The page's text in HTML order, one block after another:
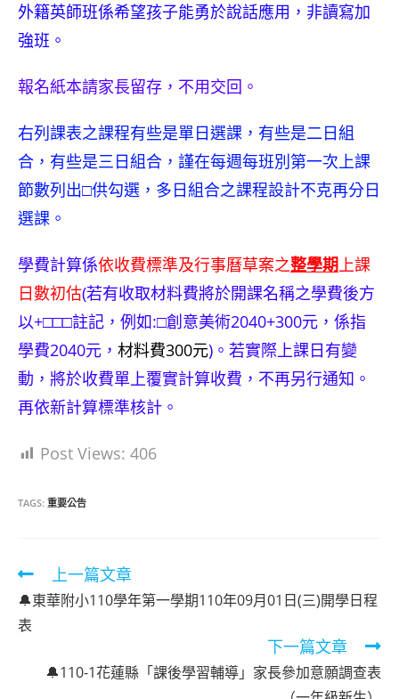
外籍英師班係希望孩子能勇於說話應用，非讀寫加
強班。
報名紙本請家長留存，不用交回。
右列課表之課程有些是單日選課，有些是二日組
合，有些是三日組合，謹在每週每班別第一次上課
節數列出□供勾選，多日組合之課程設計不克再分日
選課。
學費計算係依收費標準及行事曆草案之整學期上課
日數初估(若有收取材料費將於開課名稱之學費後方
以+□□□註記，例如:□創意美術2040+300元，係指
學費2040元， 材料費300元)。若實際上課日有變
動，將於收費單上覆實計算收費，不再另行通知。
再依新計算標準核計。
Post Views: 406
TAGS: 重要公告
Read
more
articles
上一篇文章
🔔東華附小110學年第一學期110年09月01日(三)開學日程
表
下一篇文章
🔔110-1花蓮縣「課後學習輔導」家長參加意願調查表